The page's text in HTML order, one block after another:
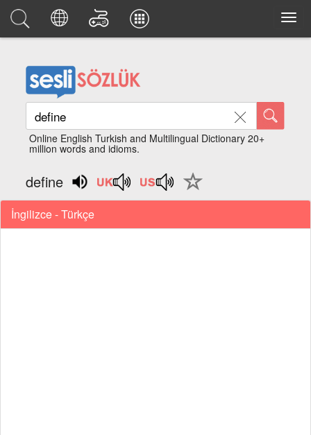
Online English Turkish and Multilingual Dictionary 20+
million words and idioms.
define
İngilizce - Türkçe